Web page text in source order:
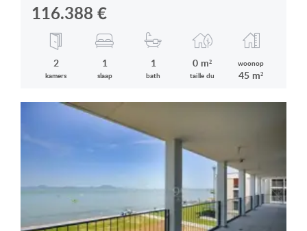
116.388 €
2
kamers
1
slaap
1
bath
0 m²
taille du
woonop
45 m²